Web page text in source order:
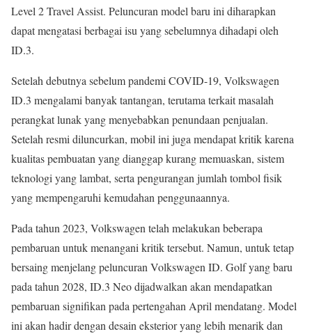
Level 2 Travel Assist. Peluncuran model baru ini diharapkan
dapat mengatasi berbagai isu yang sebelumnya dihadapi oleh
ID.3.
Setelah debutnya sebelum pandemi COVID-19, Volkswagen
ID.3 mengalami banyak tantangan, terutama terkait masalah
perangkat lunak yang menyebabkan penundaan penjualan.
Setelah resmi diluncurkan, mobil ini juga mendapat kritik karena
kualitas pembuatan yang dianggap kurang memuaskan, sistem
teknologi yang lambat, serta pengurangan jumlah tombol fisik
yang mempengaruhi kemudahan penggunaannya.
Pada tahun 2023, Volkswagen telah melakukan beberapa
pembaruan untuk menangani kritik tersebut. Namun, untuk tetap
bersaing menjelang peluncuran Volkswagen ID. Golf yang baru
pada tahun 2028, ID.3 Neo dijadwalkan akan mendapatkan
pembaruan signifikan pada pertengahan April mendatang. Model
ini akan hadir dengan desain eksterior yang lebih menarik dan